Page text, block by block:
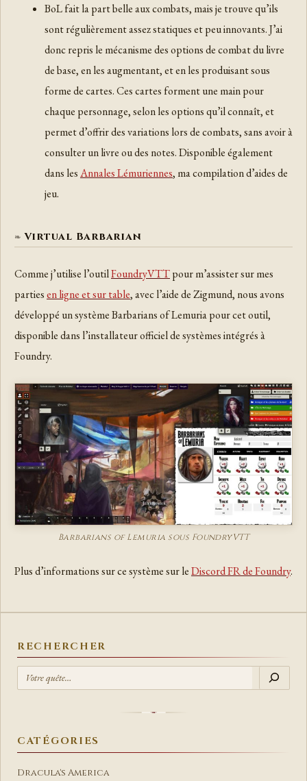
BoL fait la part belle aux combats, mais je trouve qu’ils
sont régulièrement assez statiques et peu innovants. J’ai
donc repris le mécanisme des options de combat du livre
de base, en les augmentant, et en les produisant sous
forme de cartes. Ces cartes forment une main pour
chaque personnage, selon les options qu’il connaît, et
permet d’offrir des variations lors de combats, sans avoir à
consulter un livre ou des notes. Disponible également
dans lesAnnales Lémuriennes, ma compilation d’aides de
jeu.
Virtual Barbarian
Comme j’utilise l’outilFoundryVTTpour m’assister sur mes
partiesen ligne et sur table, avec l’aide de Zigmund, nous avons
développé un système Barbarians of Lemuria pour cet outil,
disponible dans l’installateur officiel de systèmes intégrés à
Foundry.
Barbarians of Lemuria sous FoundryVTT
Plus d’informations sur ce système sur leDiscord FR de Foundry.
RECHERCHER
E
E
R
C
CATÉGORIES
Dracula's America